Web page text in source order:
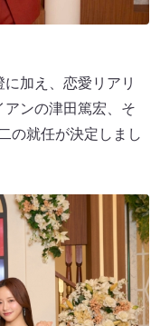
加え、恋愛リアリ
ンの津田篤宏、そ
の就任が決定しまし